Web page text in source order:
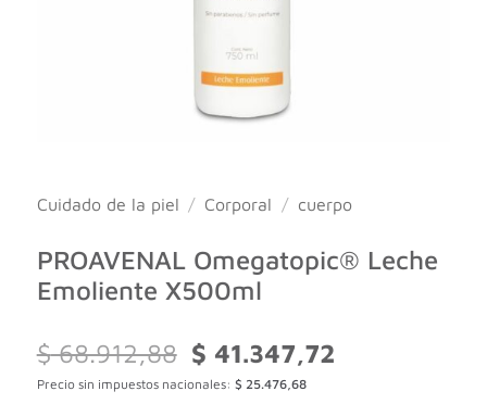
Cuidado de la piel / Corporal / cuerpo
PROAVENAL Omegatopic® Leche
Emoliente X500ml
$68.912,88
El
precio
original
$ 41.347,72
Precio sin impuestos nacionales: $ 25.476,68